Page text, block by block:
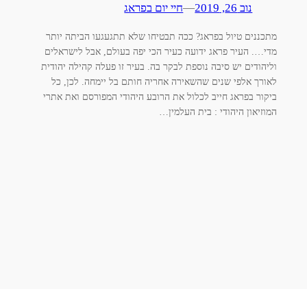
נוב 26, 2019 —חיי יום בפראג
מתכננים טיול בפראג? ככה תבטיחו שלא תתגעגעו הביתה יותר
מדי…. העיר פראג ידועה כעיר הכי יפה בעולם, אבל לישראלים
וליהודים יש סיבה נוספת לבקר בה. בעיר זו פעלה קהילה יהודית
לאורך אלפי שנים שהשאירה אחריה חותם בל יימחה. לכן, כל
ביקור בפראג חייב לכלול את הרובע היהודי המפורסם ואת אתרי
המוזיאון היהודי : בית העלמין…